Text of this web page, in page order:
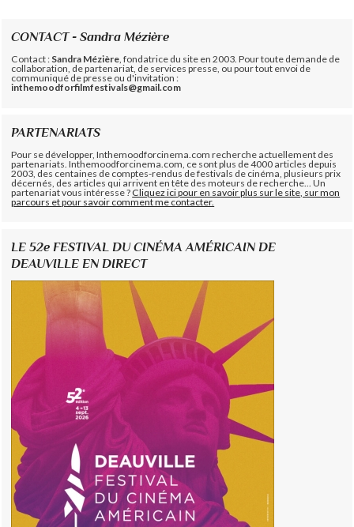
CONTACT - Sandra Mézière
Contact : Sandra Mézière , fondatrice du site en 2003. Pour toute demande de
collaboration, de partenariat, de services presse, ou pour tout envoi de
communiqué de presse ou d'invitation :
inthemoodforfilmfestivals@gmail.com
PARTENARIATS
Pour se développer, Inthemoodforcinema.com recherche actuellement des
partenariats. Inthemoodforcinema.com, ce sont plus de 4000 articles depuis
2003, des centaines de comptes-rendus de festivals de cinéma, plusieurs prix
décernés, des articles qui arrivent en tête des moteurs de recherche... Un
partenariat vous intéresse ?Cliquez ici pour en savoir plus sur le site, sur mon
parcours et pour savoir comment me contacter.
LE 52e FESTIVAL DU CINÉMA AMÉRICAIN DE
DEAUVILLE EN DIRECT